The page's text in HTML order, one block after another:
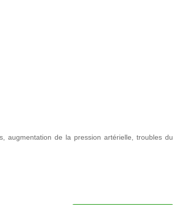
augmentation de la pression artérielle, troubles du